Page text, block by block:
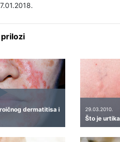
prilozi
dermatitisa i
29.03.2010.
Što je